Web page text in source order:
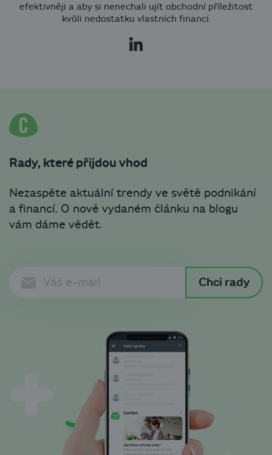
efektivněji a aby si nenechali ujít obchodní příležitost
kvůli nedostatku vlastních financí.
Rady, které přijdou vhod
Nezaspěte aktuální trendy ve světě podnikání
a financí. O nově vydaném článku na blogu
vám dáme vědět.
Chci rady